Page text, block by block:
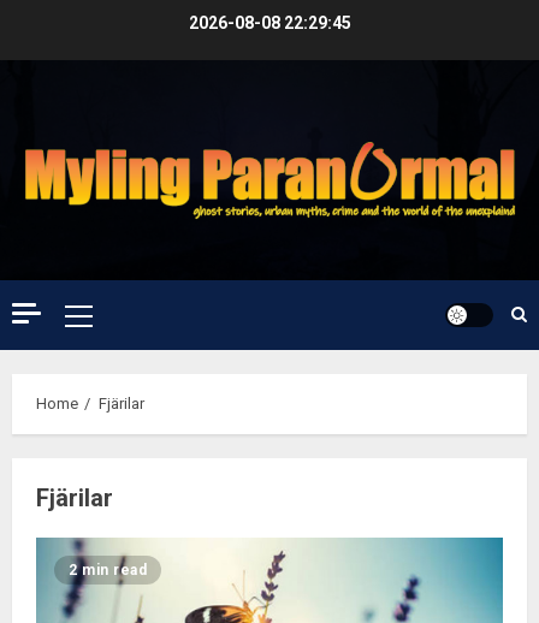
2026-08-08 22:29:45
Primary
Menu
Home Fjärilar
Fjärilar
2 min read